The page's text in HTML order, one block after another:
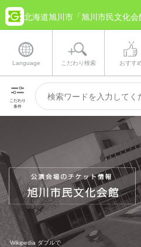
北海道旭川市「旭川市民文化
Language こだわり検索 おすす
こだわり
条件
Wikipedia ダブルで